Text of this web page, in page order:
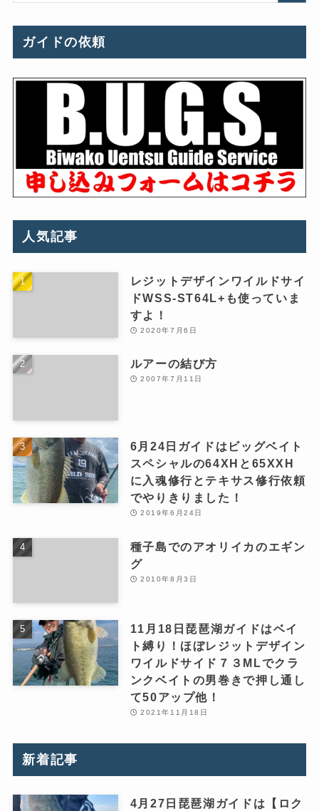
ガイドの依頼
人気記事
レジットデザインワイルドサイ
ドWSS-ST64L+も使っていま
すよ！
2020年7月6日
ルアーの結び方
2007年7月11日
6月24日ガイドはビッグベイト
スペシャルの64XHと65XXH
に入魂修行とテキサス修行依頼
でやりきりました！
2019年6月24日
種子島でのアオリイカのエギン
グ
2010年8月3日
11月18日琵琶湖ガイドはベイ
ト縛り！ほぼレジットデザイン
ワイルドサイド７３MLでクラ
ンクベイトの男巻きで押し通し
て50アップ他！
2021年11月18日
新着記事
4月27日琵琶湖ガイドは【ロク